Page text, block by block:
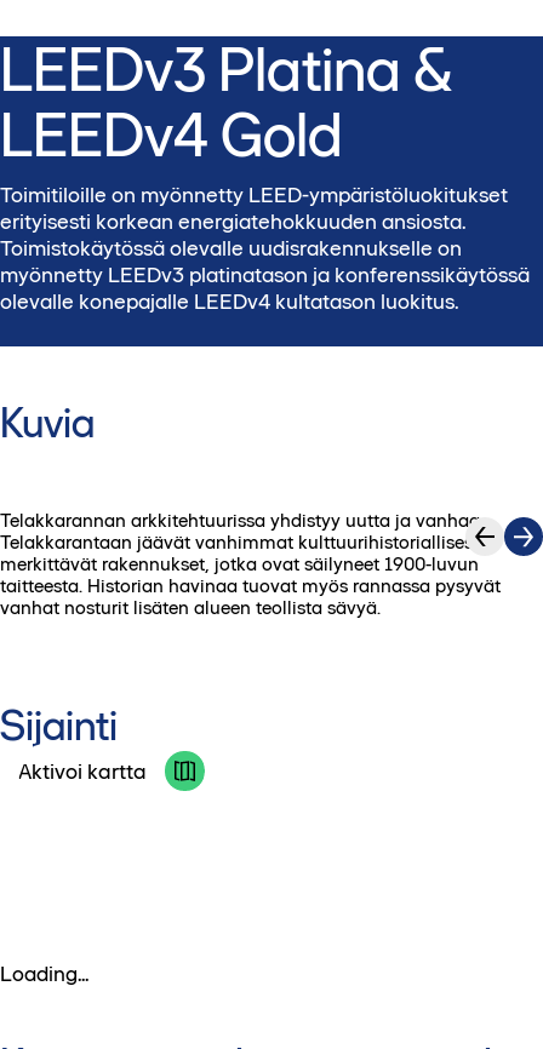
LEEDv3 Platina &
LEEDv4 Gold
Toimitiloille on myönnetty LEED-ympäristöluokitukset
erityisesti korkean energiatehokkuuden ansiosta.
Toimistokäytössä olevalle uudisrakennukselle on
myönnetty LEEDv3 platinatason ja konferenssikäytössä
olevalle konepajalle LEEDv4 kultatason luokitus.
Kuvia
Telakkarannan arkkitehtuurissa yhdistyy uutta ja vanhaa.
Telakkarantaan jäävät vanhimmat kulttuurihistoriallisesti
merkittävät rakennukset, jotka ovat säilyneet 1900-luvun
taitteesta. Historian havinaa tuovat myös rannassa pysyvät
vanhat nosturit lisäten alueen teollista sävyä.
1/7
Sijainti
Aktivoi kartta
Loading...